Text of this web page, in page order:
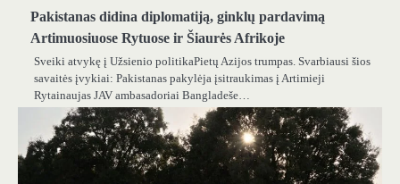
Pakistanas didina diplomatiją, ginklų pardavimą
Artimuosiuose Rytuose ir Šiaurės Afrikoje
Sveiki atvykę į Užsienio politikaPietų Azijos trumpas. Svarbiausi šios
savaitės įvykiai: Pakistanas pakylėja įsitraukimas į Artimieji
Rytainaujas JAV ambasadoriai Bangladeše…